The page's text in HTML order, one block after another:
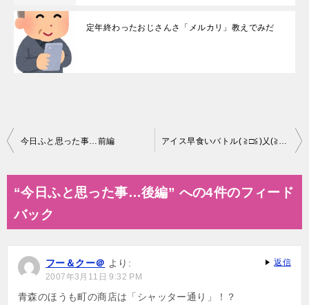
定年終わったおじさんさ「メルカリ」教えでみだ
投
ゲ
シ
ョ
今日ふと思った事…前編 アイス早食いバトル( ≧□≦)乂(≧△≦ )
“今日ふと思った事…後編” への4件のフィード
バック
フー＆クー＠ より:
2007年3月11日 9:32 PM
青森のほうも町の商店は「シャッター通り」！？
返信